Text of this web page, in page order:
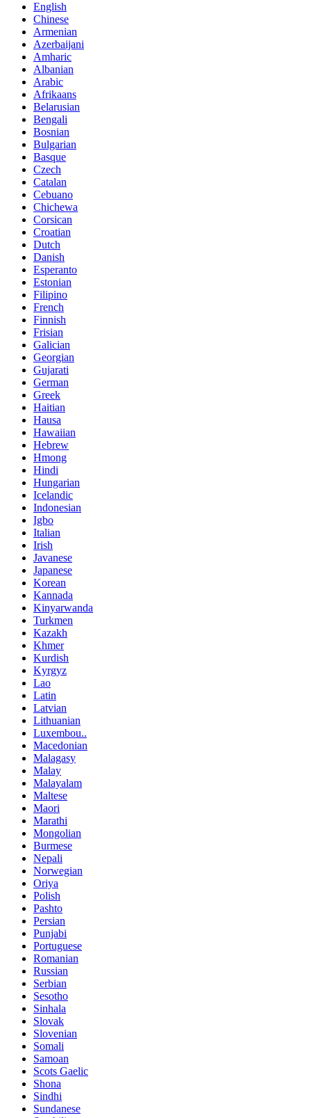
English
Chinese
Armenian
Azerbaijani
Amharic
Albanian
Arabic
Afrikaans
Belarusian
Bengali
Bosnian
Bulgarian
Basque
Czech
Catalan
Cebuano
Chichewa
Corsican
Croatian
Dutch
Danish
Esperanto
Estonian
Filipino
French
Finnish
Frisian
Galician
Georgian
Gujarati
German
Greek
Haitian
Hausa
Hawaiian
Hebrew
Hmong
Hindi
Hungarian
Icelandic
Indonesian
Igbo
Italian
Irish
Javanese
Japanese
Korean
Kannada
Kinyarwanda
Turkmen
Kazakh
Khmer
Kurdish
Kyrgyz
Lao
Latin
Latvian
Lithuanian
Luxembou..
Macedonian
Malagasy
Malay
Malayalam
Maltese
Maori
Marathi
Mongolian
Burmese
Nepali
Norwegian
Oriya
Polish
Pashto
Persian
Punjabi
Portuguese
Romanian
Russian
Serbian
Sesotho
Sinhala
Slovak
Slovenian
Somali
Samoan
Scots Gaelic
Shona
Sindhi
Sundanese